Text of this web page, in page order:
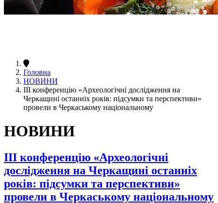
Головна
НОВИНИ
III конференцію «Археологічні дослідження на
Черкащині останніх років: підсумки та перспективи»
провели в Черкаському національному
НОВИНИ
III конференцію «Археологічні
дослідження на Черкащині останніх
років: підсумки та перспективи»
провели в Черкаському національному